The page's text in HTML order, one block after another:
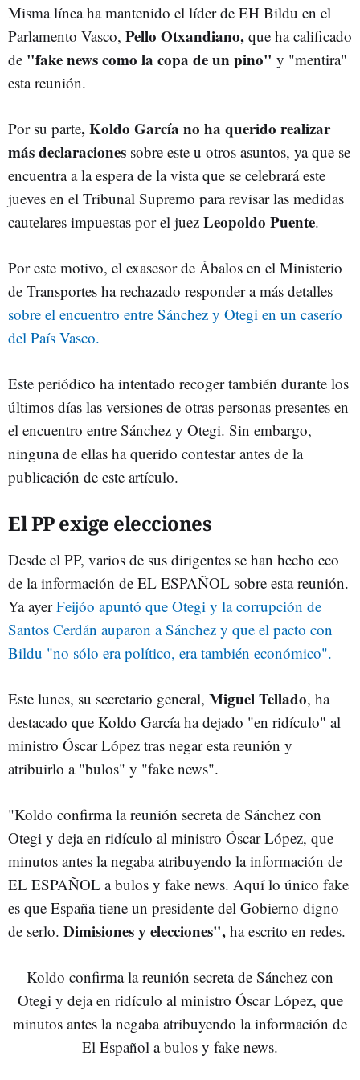
Misma línea ha mantenido el líder de EH Bildu en el
Parlamento Vasco, Pello Otxandiano, que ha calificado
de "fake news como la copa de un pino" y "mentira"
esta reunión.
Por su parte, Koldo García no ha querido realizar
más declaraciones sobre este u otros asuntos, ya que se
encuentra a la espera de la vista que se celebrará este
jueves en el Tribunal Supremo para revisar las medidas
cautelares impuestas por el juez Leopoldo Puente.
Por este motivo, el exasesor de Ábalos en el Ministerio
de Transportes ha rechazado responder a más detalles
sobre el encuentro entre Sánchez y Otegi en un caserío
del País Vasco.
Este periódico ha intentado recoger también durante los
últimos días las versiones de otras personas presentes en
el encuentro entre Sánchez y Otegi. Sin embargo,
ninguna de ellas ha querido contestar antes de la
publicación de este artículo.
El PP exige elecciones
Desde el PP, varios de sus dirigentes se han hecho eco
de la información de EL ESPAÑOL sobre esta reunión.
Ya ayerFeijóo apuntó que Otegi y la corrupción de
Santos Cerdán auparon a Sánchez y que el pacto con
Bildu "no sólo era político, era también económico".
Este lunes, su secretario general, Miguel Tellado, ha
destacado que Koldo García ha dejado "en ridículo" al
ministro Óscar López tras negar esta reunión y
atribuirlo a "bulos" y "fake news".
"Koldo confirma la reunión secreta de Sánchez con
Otegi y deja en ridículo al ministro Óscar López, que
minutos antes la negaba atribuyendo la información de
EL ESPAÑOL a bulos y fake news. Aquí lo único fake
es que España tiene un presidente del Gobierno digno
de serlo. Dimisiones y elecciones", ha escrito en redes.
Koldo confirma la reunión secreta de Sánchez con
Otegi y deja en ridículo al ministro Óscar López, que
minutos antes la negaba atribuyendo la información de
El Español a bulos y fake news.